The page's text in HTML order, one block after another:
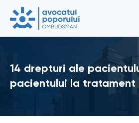
14 drepturi ale
pacientului la tratament